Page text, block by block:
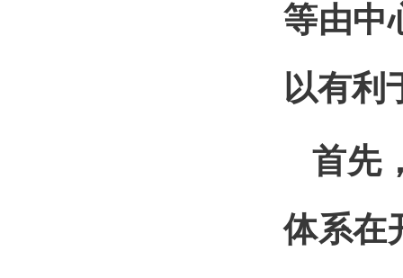
等由中
以有利
首先
体系在